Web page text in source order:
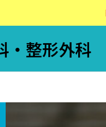
・整形外科